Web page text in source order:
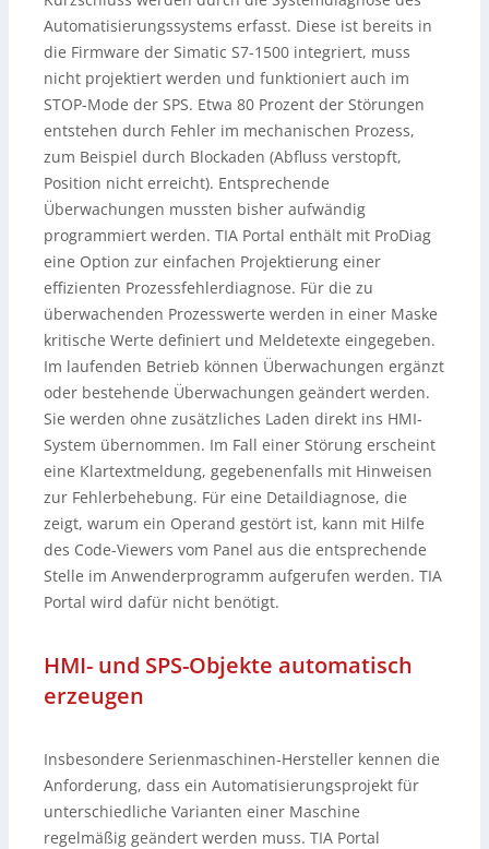
Automatisierungssystems erfasst. Diese ist bereits in
die Firmware der Simatic S7-1500 integriert, muss
nicht projektiert werden und funktioniert auch im
STOP-Mode der SPS. Etwa 80 Prozent der Störungen
entstehen durch Fehler im mechanischen Prozess,
zum Beispiel durch Blockaden (Abfluss verstopft,
Position nicht erreicht). Entsprechende
Überwachungen mussten bisher aufwändig
programmiert werden. TIA Portal enthält mit ProDiag
eine Option zur einfachen Projektierung einer
effizienten Prozessfehlerdiagnose. Für die zu
überwachenden Prozesswerte werden in einer Maske
kritische Werte definiert und Meldetexte eingegeben.
Im laufenden Betrieb können Überwachungen ergänzt
oder bestehende Überwachungen geändert werden.
Sie werden ohne zusätzliches Laden direkt ins HMI-
System übernommen. Im Fall einer Störung erscheint
eine Klartextmeldung, gegebenenfalls mit Hinweisen
zur Fehlerbehebung. Für eine Detaildiagnose, die
zeigt, warum ein Operand gestört ist, kann mit Hilfe
des Code-Viewers vom Panel aus die entsprechende
Stelle im Anwenderprogramm aufgerufen werden. TIA
Portal wird dafür nicht benötigt.
HMI- und SPS-Objekte automatisch
erzeugen
Insbesondere Serienmaschinen-Hersteller kennen die
Anforderung, dass ein Automatisierungsprojekt für
unterschiedliche Varianten einer Maschine
regelmäßig geändert werden muss. TIA Portal